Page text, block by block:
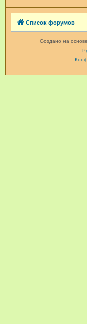
Список форумов
Создано на основе